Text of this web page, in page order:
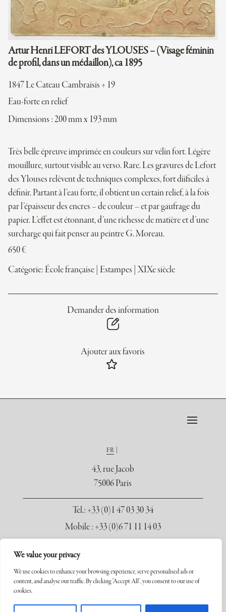
We value your privacy
We use cookies to enhance your browsing experience, serve personalised ads or
content, and analyse our traffic. By clicking "Accept All", you consent to our use of
cookies.
Artur Henri LEFORT des YLOUSES – (Visage féminin
de profil, dans un médaillon), ca 1895
1847 Le Cateau Cambraisis + 19
Eau-forte en relief
Dimensions : 200 mm x 193 mm
Très belle épreuve imprimée en couleurs sur vélin fort. Légère
mouillure, surtout visible au verso. Rare. Les gravures de Lefort
des Ylouses relèvent de techniques complexes, fort diificiles à
définir. Partant à l’eau forte, il obtient un certain relief, à la fois
par l’épaisseur des encres – de couleur – et par gaufrage du
papier. L’effet est étonnant, d’une richesse de matière et d’une
surcharge qui fait penser au peintre G. Moreau.
650€
Catégorie: École française Estampes XIXe siècle
Demander des information
Ajouter aux favoris
FR
43, rue Jacob
75006 Paris
Tel.: +33 (0)1 47 03 30 34
Mobile : +33 (0)6 71 11 14 03